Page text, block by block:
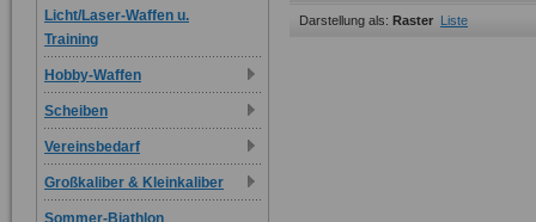
Darstellung als: Raster Liste
Licht/Laser-Waffen u.
Training
Hobby-Waffen
Scheiben
Vereinsbedarf
Großkaliber & Kleinkaliber
Sommer-Biathlon